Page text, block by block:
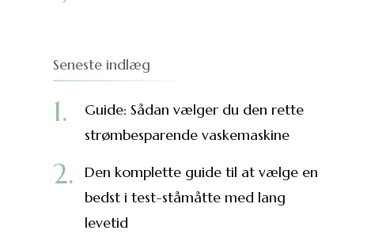
Seneste indlæg
Guide: Sådan vælger du den rette
strømbesparende vaskemaskine
Den komplette guide til at vælge en
bedst i test-ståmåtte med lang
levetid